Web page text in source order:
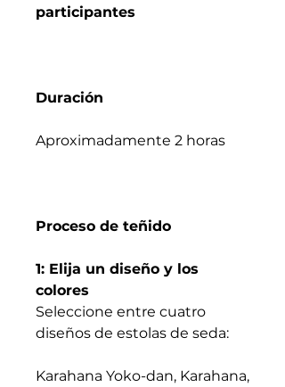
participantes
Duración
Aproximadamente 2 horas
Proceso de teñido
1: Elija un diseño y los
colores
Seleccione entre cuatro
diseños de estolas de seda:
Karahana Yoko-dan, Karahana,